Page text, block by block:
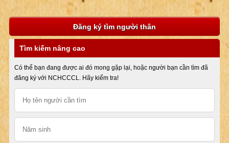
Đăng ký tìm người thân
Tìm kiếm nâng cao
Có thể bạn đang được ai đó mong gặp lại, hoặc người bạn cần tìm đã
đăng ký với NCHCCCL. Hãy kiểm tra!